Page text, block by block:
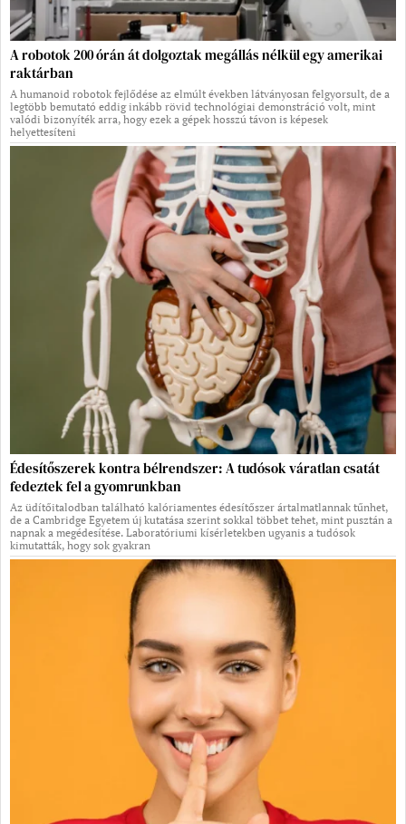
A robotok 200 órán át dolgoztak megállás nélkül egy amerikai
raktárban
A humanoid robotok fejlődése az elmúlt években látványosan felgyorsult, de a
legtöbb bemutató eddig inkább rövid technológiai demonstráció volt, mint
valódi bizonyíték arra, hogy ezek a gépek hosszú távon is képesek
helyettesíteni
Édesítőszerek kontra bélrendszer: A tudósok váratlan csatát
fedeztek fel a gyomrunkban
Az üdítőitalodban található kalóriamentes édesítőszer ártalmatlannak tűnhet,
de a Cambridge Egyetem új kutatása szerint sokkal többet tehet, mint pusztán a
napnak a megédesítése. Laboratóriumi kísérletekben ugyanis a tudósok
kimutatták, hogy sok gyakran